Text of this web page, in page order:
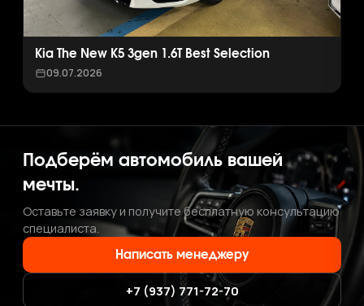
Kia The New K5 3gen 1.6T Best Selection
09.07.2026
Подберём автомобиль вашей
мечты.
Оставьте заявку и получите бесплатную консультацию
специалиста.
Написать менеджеру
+7 (937) 771-72-70